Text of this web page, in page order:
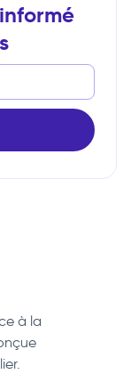
à la